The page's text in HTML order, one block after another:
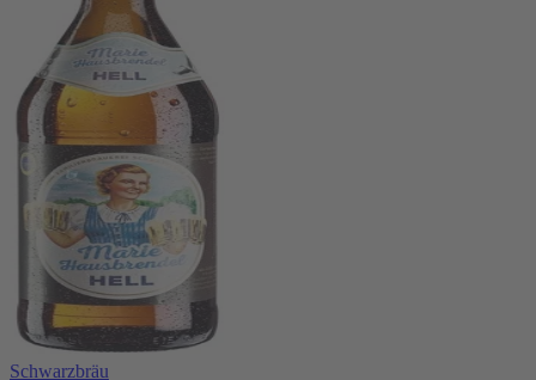
Schwarzbräu